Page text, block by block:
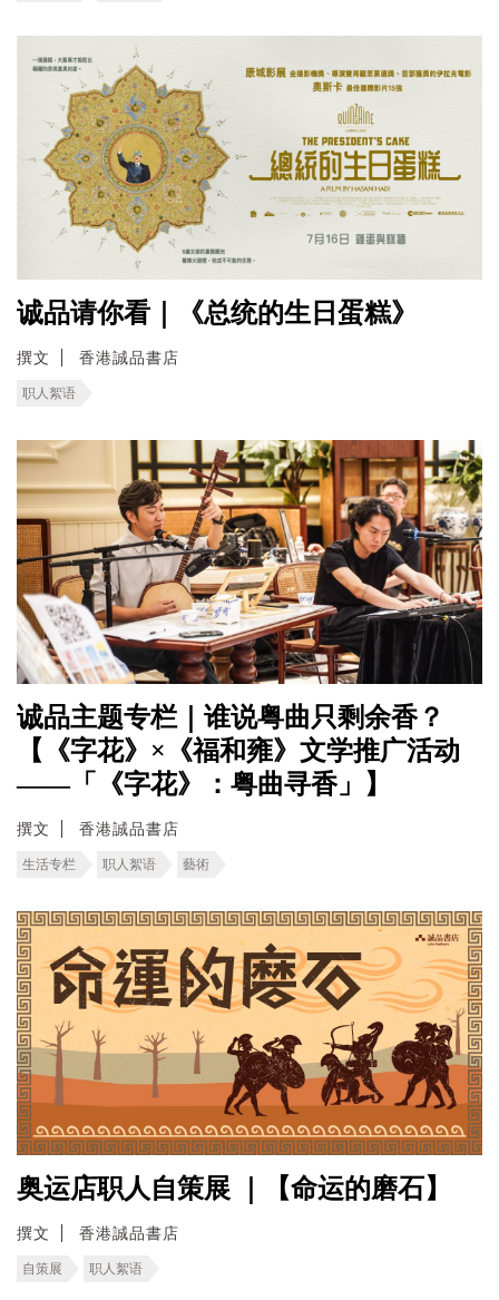
诚品请你看｜《总统的生日蛋糕》
撰文 香港誠品書店
职人絮语
诚品主题专栏｜谁说粤曲只剩余香？
【《字花》×《福和雍》文学推广活动
——「《字花》：粤曲寻香」】
撰文 香港誠品書店
生活专栏 职人絮语 藝術
奥运店职人自策展 ｜【命运的磨石】
撰文 香港誠品書店
自策展 职人絮语